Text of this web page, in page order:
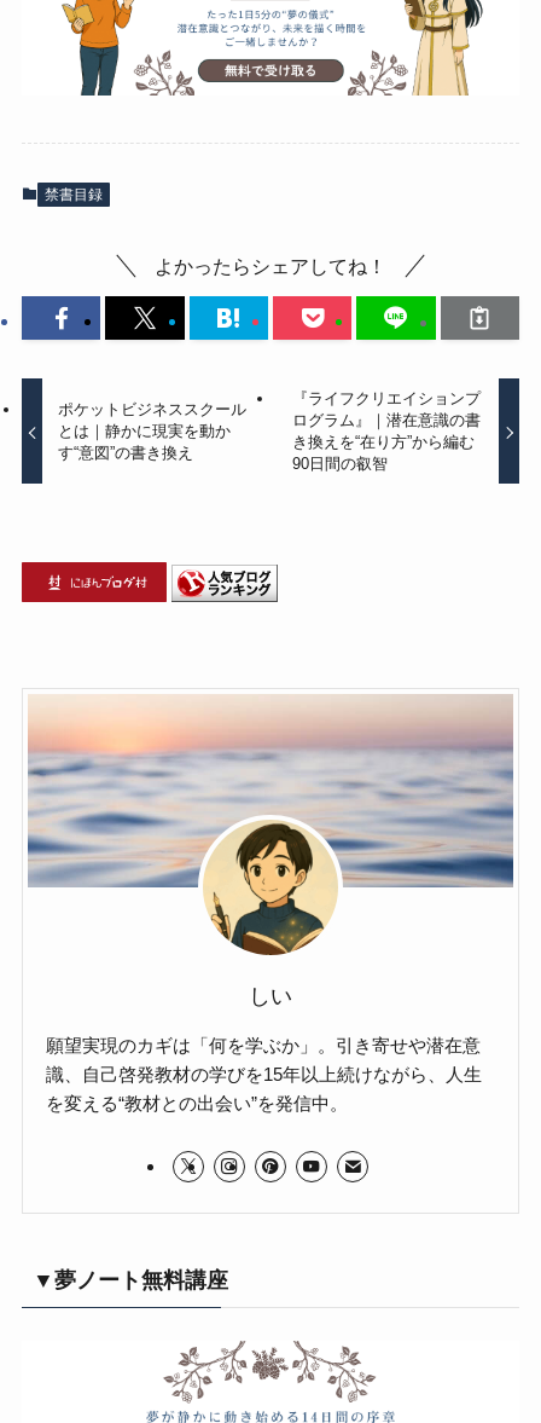
禁書目録
よかったらシェアしてね！
ポケットビジネススクール
とは｜静かに現実を動か
す“意図”の書き換え
『ライフクリエイションプ
ログラム』｜潜在意識の書
き換えを“在り方”から編む
90日間の叡智
しい
願望実現のカギは「何を学ぶか」。引き寄せや潜在意
識、自己啓発教材の学びを15年以上続けながら、人生
を変える“教材との出会い”を発信中。
▼夢ノート無料講座